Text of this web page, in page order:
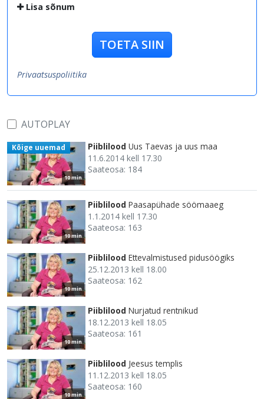
Lisa sõnum
TOETA SIIN
Privaatsuspoliitika
AUTOPLAY
10 min
Kõige uuemad Piiblilood Uus Taevas ja uus maa
11.6.2014 kell 17.30
Saateosa: 184
10 min
Piiblilood Paasapühade söömaaeg
1.1.2014 kell 17.30
Saateosa: 163
10 min
Piiblilood Ettevalmistused pidusöögiks
25.12.2013 kell 18.00
Saateosa: 162
10 min
Piiblilood Nurjatud rentnikud
18.12.2013 kell 18.05
Saateosa: 161
10 min
Piiblilood Jeesus templis
11.12.2013 kell 18.05
Saateosa: 160